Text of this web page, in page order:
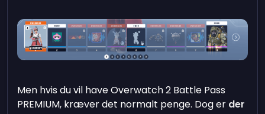
Men hvis du vil have Overwatch 2 Battle Pass
PREMIUM, kræver det normalt penge. Dog er der